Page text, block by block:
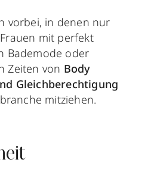
vorbei, in denen nur
mit perfekt
Bademode oder
Zeiten von Body
Gleichberechtigung
mitziehen.